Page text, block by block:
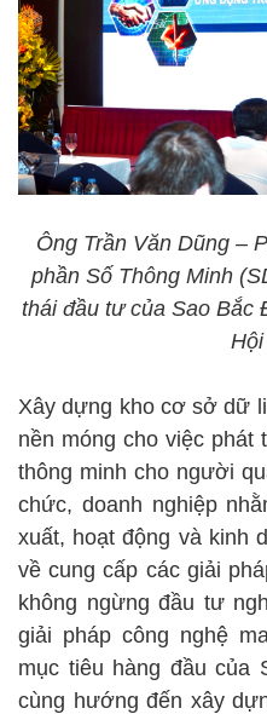
Ông Trần Văn Dũng –
phần Số Thông Minh
thái đầu tư của Sao Bắc
Xây dựng kho cơ sở dữ
nền móng cho việc phát
thông minh cho người
chức, doanh nghiệp
xuất, hoạt động và kinh
về cung cấp các giải
không ngừng đầu tư
giải pháp công nghệ
mục tiêu hàng đầu của
cùng hướng đến xây